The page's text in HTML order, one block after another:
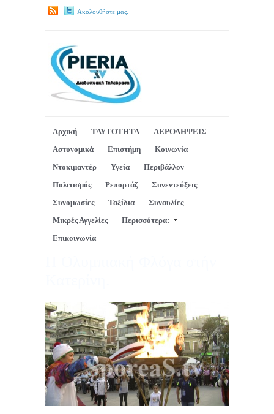
Ακολουθήστε μας.
Αρχική ΤΑΥΤΟΤΗΤΑ
ΑΕΡΟΛΗΨΕΙΣ
Αστυνομικά
Επιστήμη
Κοινωνία
Ντοκιμαντέρ
Υγεία
Περιβάλλον
Πολιτισμός
Ρεπορτάζ
Συνεντεύξεις
Συνομωσίες
Ταξίδια
Συναυλίες
Μικρές Αγγελίες
Περισσότερα:
Επικοινωνία